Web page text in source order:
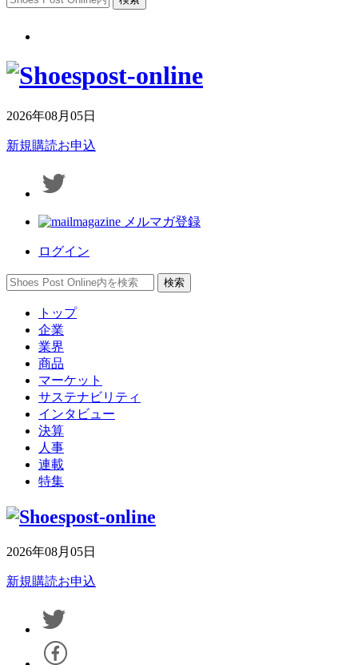
2026年08月05日
新規購読お申込
メルマガ登録
ログイン
トップ
企業
業界
商品
マーケット
サステナビリティ
インタビュー
決算
人事
連載
特集
2026年08月05日
新規購読お申込